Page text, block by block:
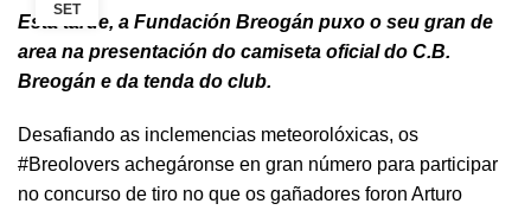
SET
Esta tarde, a Fundación Breogán puxo o seu gran de
area na presentación do camiseta oficial do C.B.
Breogán e da tenda do club.
Desafiando as inclemencias meteorolóxicas, os
#Breolovers achegáronse en gran número para participar
no concurso de tiro no que os gañadores foron Arturo